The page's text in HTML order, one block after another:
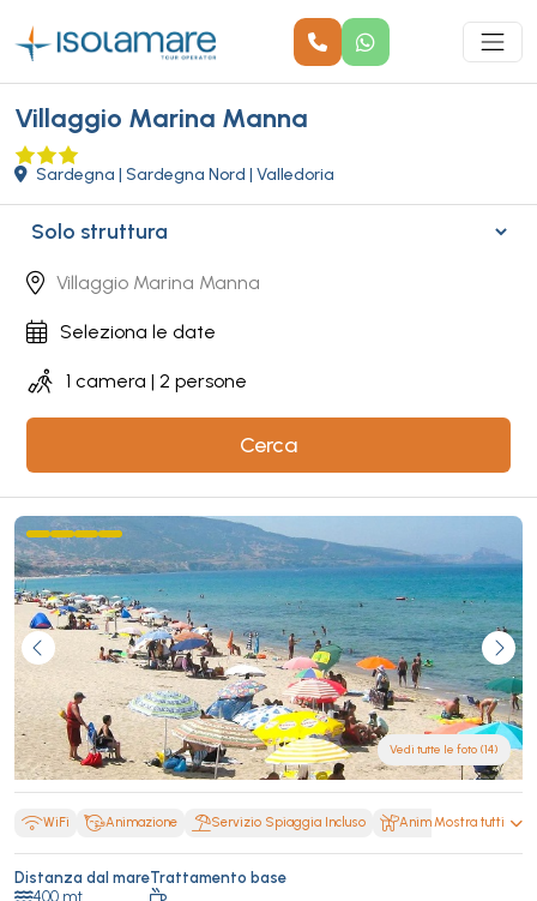
Villaggio Marina Manna
Sardegna | Sardegna Nord | Valledoria
Cerca
Vedi tutte le foto (14)
WiFi Animazione Servizio Spiaggia Incluso Animali Ammessi
Mostra tutti
Distanza dal mare
400 mt
Trattamento base